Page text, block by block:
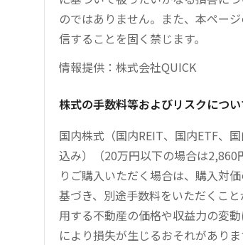
のではありません。また、本ペー
信することを固く禁じます。
情報提供：株式会社QUICK
株式の手数料等およびリスクにつ
国内株式（国内REIT、国内ETF、
込み）（20万円以下の場合は
りご購入いただく場合は、購入対
基づき、別途手数料をいただくこ
用する不動産の価格や収益力の変
により損失が生じるおそれがあり